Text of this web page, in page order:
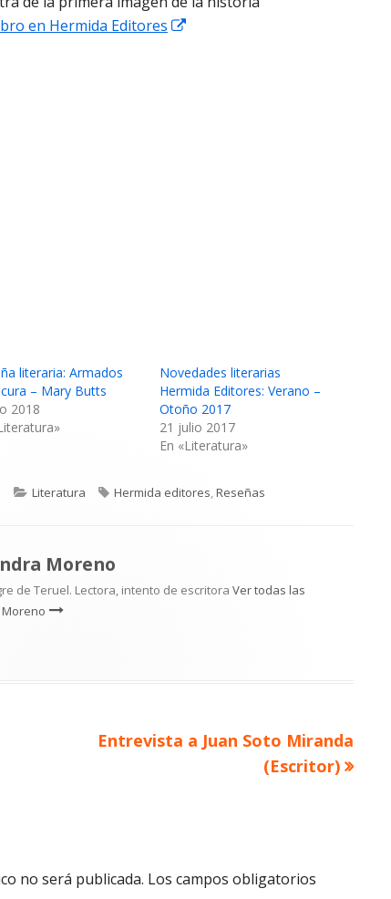
en Hermida Editores
literaria: Armados
– Mary Butts
2018
Novedades literarias
Hermida Editores: Verano –
Otoño 2017
21 julio 2017
En «Literatura»
Categorías
Literatura Etiquetas
Hermida editores,Reseñas
Moreno
de Teruel. Lectora, intento de escritora Ver todas las
Artículo
Entrevista a Juan Soto Miranda
(Escritor)
no será publicada. Los campos obligatorios